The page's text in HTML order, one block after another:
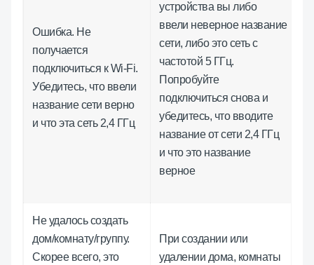
Ошибка. Не
получается
подключиться к Wi-Fi.
Убедитесь, что ввели
название сети верно
и что эта сеть 2,4 ГГц
устройства вы либо
ввели неверное название
сети, либо это сеть с
частотой 5 ГГц.
Попробуйте
подключиться снова и
убедитесь, что вводите
название от сети 2,4 ГГц
и что это название
верное
Не удалось создать
дом/комнату/группу.
Скорее всего, это
При создании или
удалении дома, комнаты